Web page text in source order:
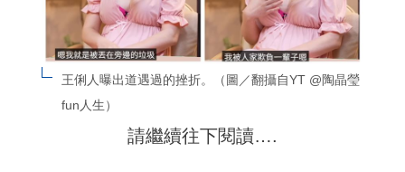
王俐人曝出道遇過的挫折。（圖／翻攝自YT @陶晶瑩
fun人生）
請繼續往下閱讀….